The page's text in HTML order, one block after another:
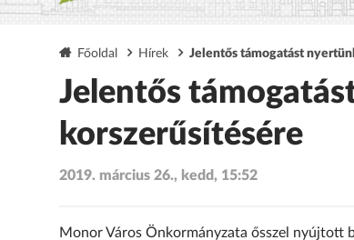
Főoldal Hírek Jelentős támogatást
Jelentős
korszerűsítésére
2019. március 26., kedd, 15:52
Monor Város Önkormányzata ősszel nyújtott